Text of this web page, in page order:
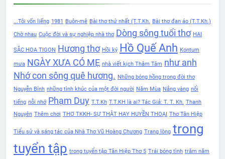
...Tôi vốn liếng 1981 Buôn-mê Bài thơ thứ nhất (T.T.Kh. Bài thơ đan áo (T.T.Kh.)
Chờ nhau Cuộc đời và sự nghiệp nhà thơ Dòng sông tuổi thơ HAI
SẮC HOA TIGON Hương thơ Hồi ký Hồ Quế Anh Kontum
mưa NGÀY XƯA CÓ MẸ nhà viết kịch Thâm Tâm như anh
Nhớ con sông quê hương. Những bóng hồng trong đời thơ
Nguyễn Bính những tình khúc của một đời người Năm Mùa Nắng vàng nổi
tiếng nỗi nhớ Phạm Duy T.T.Kh T.T.KH là ai? Tác Giả: T. T. Kh. Thanh
Nguyên Thêm chơi THƠ TKKH- SỰ THẬT HAY HUYỀN THOẠI Thơ Tân Hiệp
Tiểu sử và sáng tác của Nhà Thơ Vũ Hoàng Chương Trang lòng trong
tuyển tập trong tuyển tập Tân Hiệp Thơ 5 Trái bóng tình trăm năm